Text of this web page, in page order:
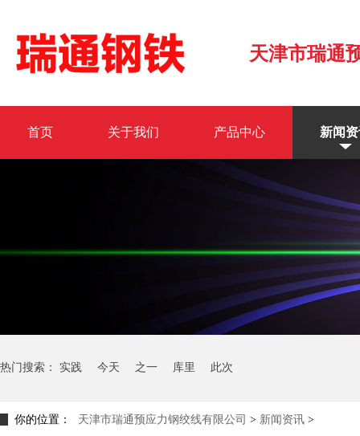
天津市瑞通
首页 关于我们 产品中心 新闻
热门搜索： 实践 今天 之一 库里 此次
你的位置： 天津市瑞通预应力钢绞线有限公司 > 新闻资讯 >